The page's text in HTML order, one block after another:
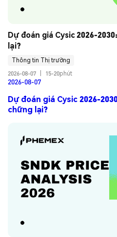
Dự đoán giá Cysic 2026-
lại?
Thông tin Thị trường
2026-08-07
15-20phút
2026-08-07
Dự đoán giá Cysic 2026-
chững lại?